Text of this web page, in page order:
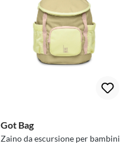
Got Bag
Zaino da escursione per bambini